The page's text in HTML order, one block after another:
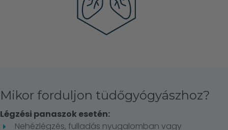
Mikor forduljon tüdőgyógyászhoz?
Légzési panaszok esetén:
Nehézlégzés, fulladás nyugalomban vagy